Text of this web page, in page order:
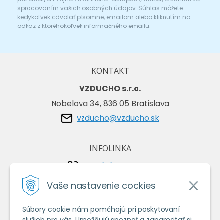
Vaše nastavenie cookies
Súbory cookie nám pomáhajú pri poskytovaní
spracovaním vašich osobných údajov. Súhlas môžete
kedykoľvek odvolať písomne, emailom alebo kliknutím na
odkaz z ktoréhokoľvek informačného emailu.
KONTAKT
VZDUCHO s.r.o.
Nobelova 34, 836 05 Bratislava
vzducho@vzducho.sk
INFOLINKA
+421/2/4464 0134
+421/903 729 042
VŠETKO O NÁKUPE